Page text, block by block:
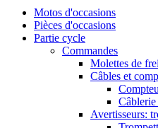
Motos d'occasions
Pièces d'occasions
Partie cycle
Commandes
Molettes de
Câbles et
Câblerie
Avertisseurs: